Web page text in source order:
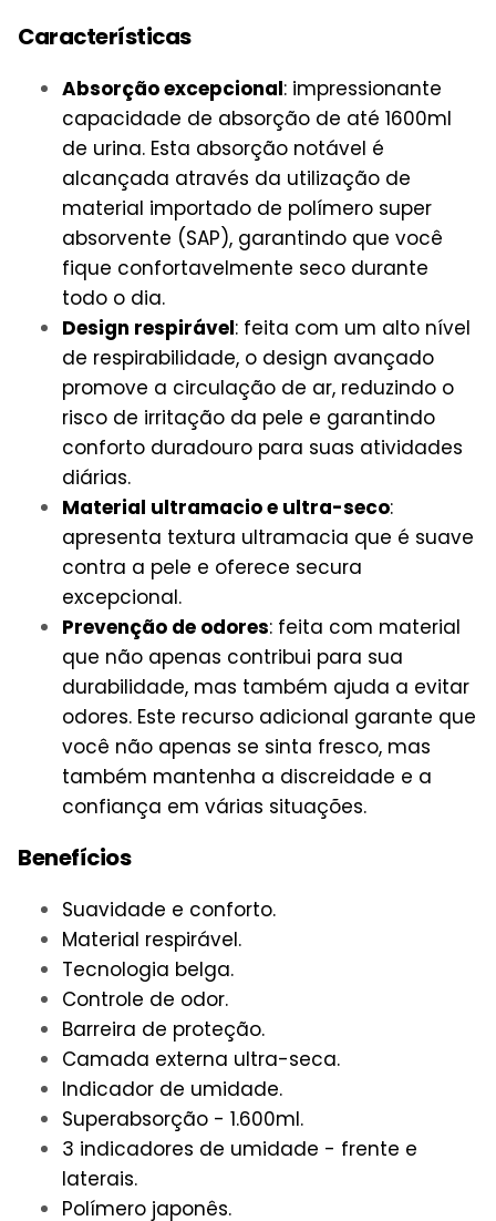
Características
Absorção excepcional: impressionante
capacidade de absorção de até 1600ml
de urina. Esta absorção notável é
alcançada através da utilização de
material importado de polímero super
absorvente (SAP), garantindo que você
fique confortavelmente seco durante
todo o dia.
Design respirável: feita com um alto nível
de respirabilidade, o design avançado
promove a circulação de ar, reduzindo o
risco de irritação da pele e garantindo
conforto duradouro para suas atividades
diárias.
Material ultramacio e ultra-seco:
apresenta textura ultramacia que é suave
contra a pele e oferece secura
excepcional.
Prevenção de odores: feita com material
que não apenas contribui para sua
durabilidade, mas também ajuda a evitar
odores. Este recurso adicional garante que
você não apenas se sinta fresco, mas
também mantenha a discreidade e a
confiança em várias situações.
Benefícios
Suavidade e conforto.
Material respirável.
Tecnologia belga.
Controle de odor.
Barreira de proteção.
Camada externa ultra-seca.
Indicador de umidade.
Superabsorção - 1.600ml.
3 indicadores de umidade - frente e
laterais.
Polímero japonês.